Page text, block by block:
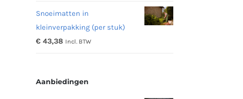
€ 48,16
Snoeimatten in
kleinverpakking (per stuk)
€ 43,38 Incl. BTW
Aanbiedingen